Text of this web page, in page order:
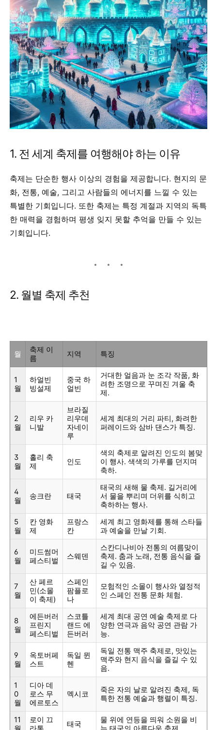
1. 전 세계 축제를 여행해야 하는 이유
축제는 단순한 행사 이상의 경험을 제공합니다. 현지의 문
화, 전통, 예술, 그리고 사람들의 에너지를 느낄 수 있는
특별한 기회입니다. 또한 축제는 특정 계절과 지역의 독특
한 매력을 경험하며 평생 잊지 못할 추억을 만들 수 있는
기회입니다.
2. 월별 축제 추천
월
축제 이
름
지역 특징
1
월
하얼빈
빙설제
중국 하
얼빈
거대한 얼음과 눈 조각 작품, 화
려한 조명으로 꾸며진 겨울 축
제.
2
월
리우 카
니발
브라질
리우데
자네이
루
세계 최대의 거리 파티, 화려한
퍼레이드와 삼바 댄스가 특징.
3
월
홀리 축
제
인도
색의 축제로 알려진 인도의 봄맞
이 행사. 색색의 가루를 던지며
축하.
4
월
송크란 태국
태국의 새해 물 축제. 길거리에
서 물을 뿌리며 더위를 식히고
축하하는 행사.
5
월
칸 영화
제
프랑스
칸
세계 최고 영화제를 통해 스타들
과 예술을 만날 기회.
6
월
미드썸머
페스티벌
스웨덴
스칸디나비아 전통의 여름맞이
축제. 춤과 노래, 전통 음식을 즐
길 수 있음.
7
월
산 페르
민(소몰
이 축제)
스페인
팜플로
나
모험적인 소몰이 행사와 열정적
인 스페인 전통 문화 체험.
8
월
에든버러
프린지
페스티벌
스코틀
랜드 에
든버러
세계 최대 공연 예술 축제로 다
양한 연극과 음악 공연 관람 가
능.
9
월
옥토버페
스트
독일 뮌
헨
독일 전통 맥주 축제로, 맛있는
맥주와 현지 음식을 즐길 수 있
음.
1
0
월
디아 데
로스 무
에르토스
멕시코
죽은 자의 날로 알려진 축제, 독
특한 전통 예술과 행렬이 특징.
11
로이 끄
태국
물 위에 연등을 띄워 소원을 비